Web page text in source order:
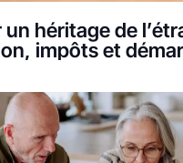
un héritage de
impôts et